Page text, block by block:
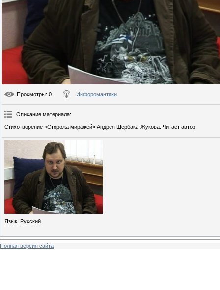
Просмотры: 0 Инфоромантики
Описание материала:
Стихотворение «Сторожа миражей» Андрея Щербака-Жукова. Читает автор.
Язык: Русский
Полная версия сайта